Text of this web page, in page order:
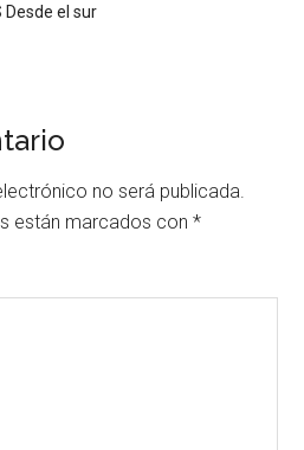
Desde el sur
no será publicada.
están marcados con*